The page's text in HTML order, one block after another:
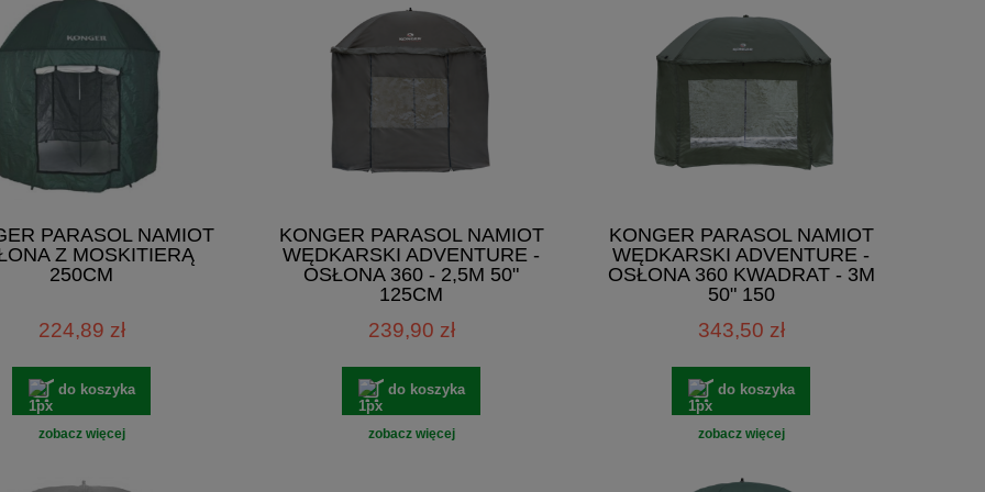
PARASOL NAMIOT
Z MOSKITIERĄ
250CM
224,89 zł
do koszyka
zobacz więcej
KONGER PARASOL NAMIOT
WĘDKARSKI ADVENTURE -
OSŁONA 360 - 2,5M 50"
125CM
239,90 zł
do koszyka
zobacz więcej
KONGER PARASOL NAMIOT
WĘDKARSKI ADVENTURE -
OSŁONA 360 KWADRAT - 3M
50" 150
343,50 zł
do koszyka
zobacz więcej